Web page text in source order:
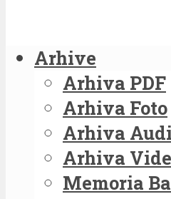
Arhive
Arhiva PDF
Arhiva Foto
Arhiva
Arhiva
Memoria